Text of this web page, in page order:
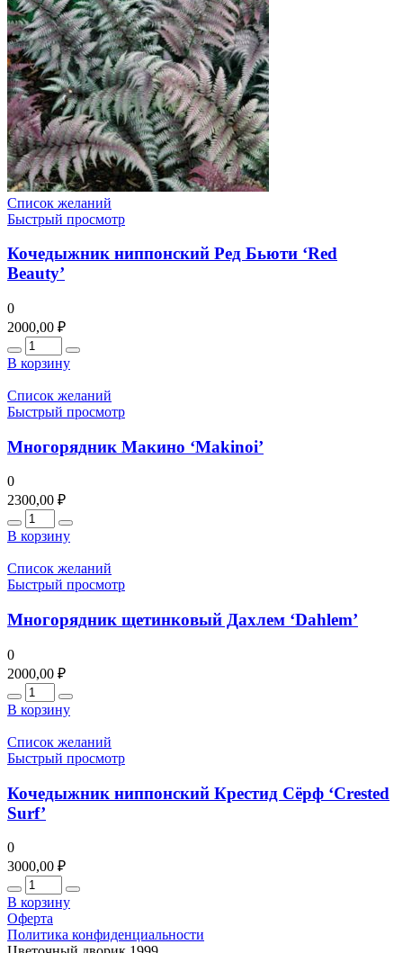
Список желаний
Быстрый просмотр
Кочедыжник ниппонский Ред Бьюти ‘Red
Beauty’
0
2000,00 ₽
Количество
В корзину
Список желаний
Быстрый просмотр
Многорядник Макино ‘Makinoi’
0
2300,00 ₽
Количество
В корзину
Список желаний
Быстрый просмотр
Многорядник щетинковый Дахлем ‘Dahlem’
0
2000,00 ₽
Количество
В корзину
Список желаний
Быстрый просмотр
Кочедыжник ниппонский Крестид Сёрф ‘Crested
Surf’
0
3000,00 ₽
Количество
В корзину
Оферта
Политика конфиденциальности